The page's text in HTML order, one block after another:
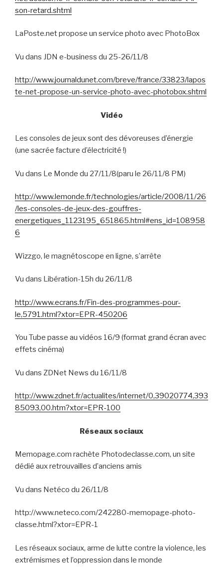
son-retard.shtml
LaPoste.net propose un service photo avec PhotoBox
Vu dans JDN e-business du 25-26/11/8
http://www.journaldunet.com/breve/france/33823/lapos
te-net-propose-un-service-photo-avec-photobox.shtml
Vidéo
Les consoles de jeux sont des dévoreuses d’énergie
(une sacrée facture d’électricité !)
Vu dans Le Monde du 27/11/8(paru le 26/11/8 PM)
http://www.lemonde.fr/technologies/article/2008/11/26
/les-consoles-de-jeux-des-gouffres-
energetiques_1123195_651865.html#ens_id=108958
6
Wizzgo, le magnétoscope en ligne, s’arrête
Vu dans Libération-15h du 26/11/8
http://www.ecrans.fr/Fin-des-programmes-pour-
le,5791.html?xtor=EPR-450206
You Tube passe au vidéos 16/9 (format grand écran avec
effets cinéma)
Vu dans ZDNet News du 16/11/8
http://www.zdnet.fr/actualites/internet/0,39020774,393
85093,00.htm?xtor=EPR-100
Réseaux sociaux
Memopage.com rachète Photodeclasse.com, un site
dédié aux retrouvailles d’anciens amis
Vu dans Netéco du 26/11/8
http://www.neteco.com/242280-memopage-photo-
classe.html?xtor=EPR-1
Les réseaux sociaux, arme de lutte contre la violence, les
extrémismes et l’oppression dans le monde